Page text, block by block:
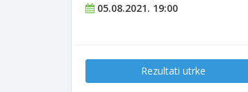
05.08.2021. 19:00
Rezultati utrke